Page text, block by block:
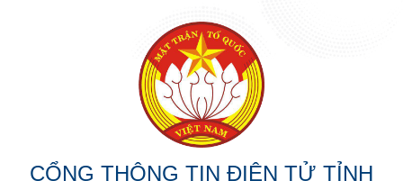
CỔNG THÔNG TIN ĐIỆN TỬ TỈNH